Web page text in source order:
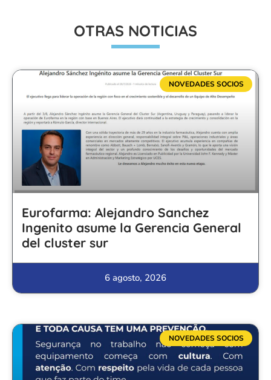
OTRAS NOTICIAS
NOVEDADES SOCIOS
Eurofarma: Alejandro Sanchez
Ingenito asume la Gerencia General
del cluster sur
6 agosto, 2026
NOVEDADES SOCIOS